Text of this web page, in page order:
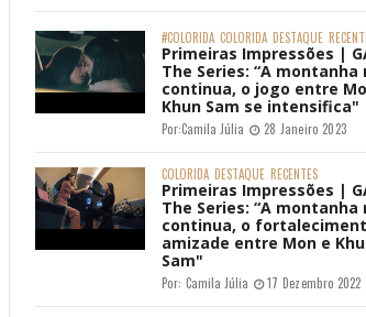
#COLORIDA COLORIDA DESTAQUE
Primeiras Impressões |
The Series: “A montanha
continua, o jogo entre
Khun Sam se intensifica"
Por:Camila Júlia 28 Janeiro 2023
COLORIDA DESTAQUE RECENTES
Primeiras Impressões |
The Series: “A montanha
continua, o
amizade entre Mon e
Sam"
Por: Camila Júlia 17 Dezembro 2022